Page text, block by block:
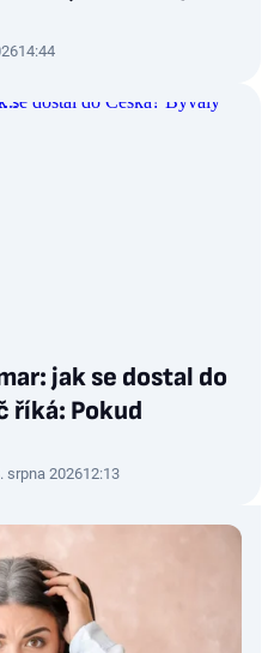
14:44
jak se dostal do
říká: Pokud
srpna 202612:13